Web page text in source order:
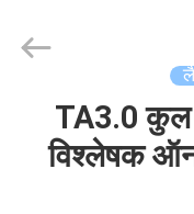
TA3.0 कुल
विश्लेषक